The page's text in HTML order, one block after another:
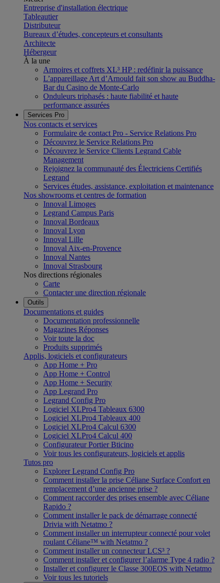
Entreprise d'installation électrique
Tableautier
Distributeur
Bureaux d’études, concepteurs et consultants
Architecte
Hébergeur
À la une
Armoires et coffrets XL³ HP : redéfinir la puissance
L’appareillage Art d’Arnould fait son show au Buddha-
Bar du Casino de Monte-Carlo
Onduleurs triphasés : haute fiabilité et haute
performance assurées
Services Pro
Nos contacts et services
Formulaire de contact Pro - Service Relations Pro
Découvrez le Service Relations Pro
Découvrez le Service Clients Legrand Cable
Management
Rejoignez la communauté des Électriciens Certifiés
Legrand
Services études, assistance, exploitation et maintenance
Nos showrooms et centres de formation
Innoval Limoges
Legrand Campus Paris
Innoval Bordeaux
Innoval Lyon
Innoval Lille
Innoval Aix-en-Provence
Innoval Nantes
Innoval Strasbourg
Nos directions régionales
Carte
Contacter une direction régionale
Outils
Documentations et guides
Documentation professionnelle
Magazines Réponses
Voir toute la doc
Produits supprimés
Applis, logiciels et configurateurs
App Home + Pro
App Home + Control
App Home + Security
App Legrand Pro
Legrand Config Pro
Logiciel XLPro4 Tableaux 6300
Logiciel XLPro4 Tableaux 400
Logiciel XLPro4 Calcul 6300
Logiciel XLPro4 Calcul 400
Configurateur Portier Bticino
Voir tous les configurateurs, logiciels et applis
Tutos pro
Explorer Legrand Config Pro
Comment installer la prise Céliane Surface Confort en
remplacement d’une ancienne prise ?
Comment raccorder des prises ensemble avec Céliane
Rapido ?
Comment installer le pack de démarrage connecté
Drivia with Netatmo ?
Comment installer un interrupteur connecté pour volet
roulant Céliane™ with Netatmo ?
Comment installer un connecteur LCS³ ?
Comment installer et configurer l’alarme Type 4 radio ?
Installer et configurer le Classe 300EOS with Netatmo
Voir tous les tutoriels